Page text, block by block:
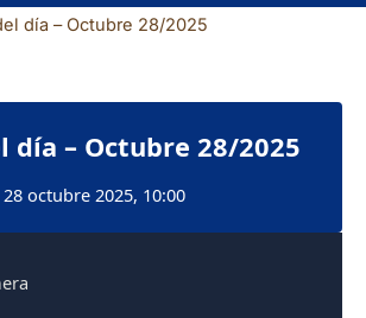
día – Octubre 28/2025
día – Octubre 28/2025
28 octubre 2025, 10:00